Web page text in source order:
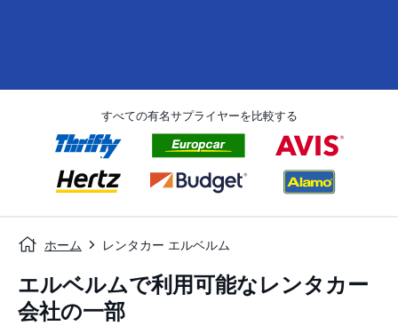
すべての有名サプライヤーを比較する
ホーム レンタカー エルベルム
エルベルムで利用可能なレンタカー
会社の一部